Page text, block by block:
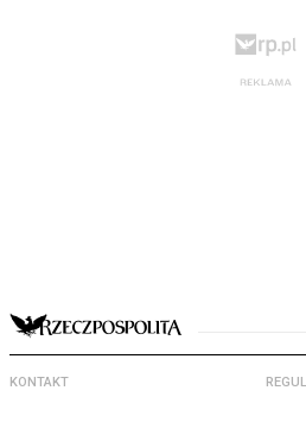
KONTAKT